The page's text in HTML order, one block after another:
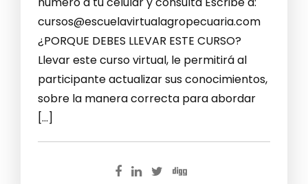
cursos@escuelavirtualagropecuaria.com
¿PORQUE DEBES LLEVAR ESTE CURSO?
Llevar este curso virtual, le permitirá al
participante actualizar sus conocimientos,
sobre la manera correcta para abordar
[…]